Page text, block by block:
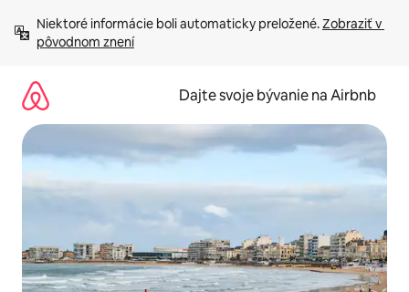
obsah.
Niektoré informácie boli automaticky preložené. Zobraziť v
pôvodnom znení
Dajte svoje bývanie na Airbnb